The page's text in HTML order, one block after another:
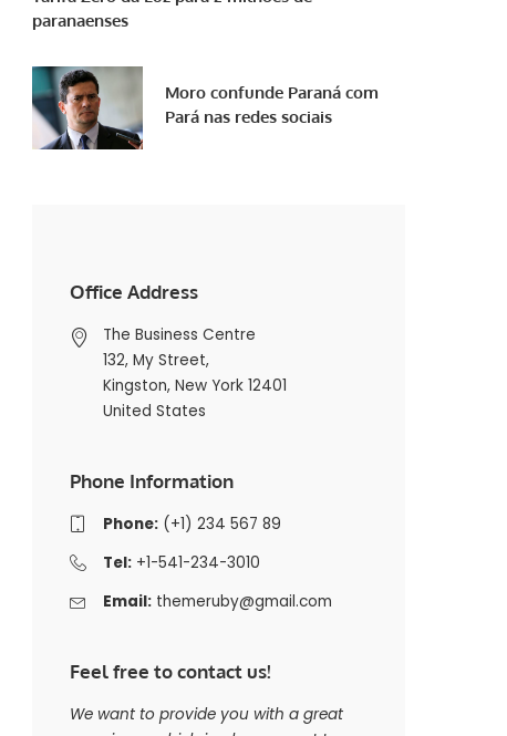
paranaenses
Moro confunde Paraná com
Pará nas redes sociais
Office Address
The Business Centre
132, My Street,
Kingston, New York 12401
United States
Phone Information
Phone:(+1) 234 567 89
Tel:+1-541-234-3010
Email: themeruby@gmail.com
Feel free to contact us!
We want to provide you with a great